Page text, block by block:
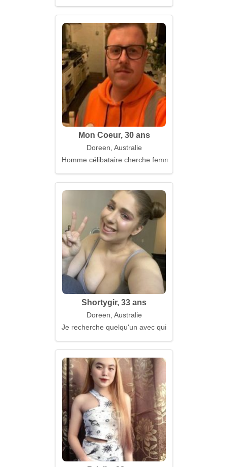
Mon Coeur, 30 ans
Doreen, Australie
Homme célibataire cherche femme
Shortygir, 33 ans
Doreen, Australie
Je recherche quelqu'un avec qui grandir